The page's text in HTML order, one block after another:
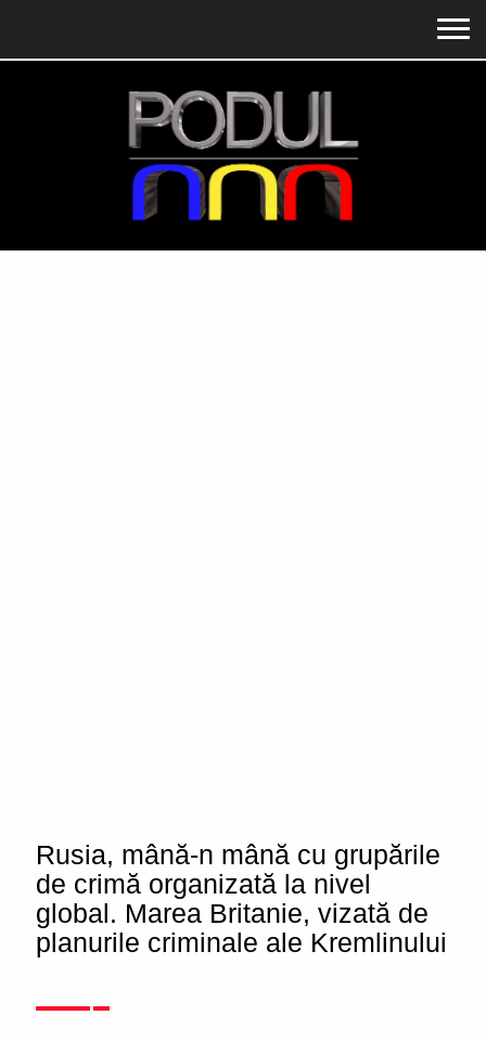
Rusia, mână-n mână cu grupările
de crimă organizată la nivel
global. Marea Britanie, vizată de
planurile criminale ale Kremlinului